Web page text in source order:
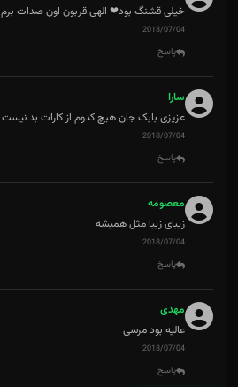
خیلی قشنگ بود❤ الهی قربون اون صدات برم
2018/07/04
پاسخ
سارا
عزیزی بابک جان هیچ کدوم از کارات بد نیست
2018/07/04
پاسخ
معصومه
زیبای زیبا مثل همیشه
2018/07/04
پاسخ
مهدی
عالیه بود مرسی
2018/07/04
پاسخ